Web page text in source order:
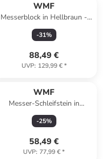
WMF
Messerblock in Hellbraun -
(B)19,3 x (H)23,7 x (T)11,9 cm
-31%
88,49 €
UVP: 129,99 €*
WMF
Messer-Schleifstein in
Hellblau - (B)22,9 x (H)3,8 x
(T)8 cm
-25%
58,49 €
UVP: 77,99 €*